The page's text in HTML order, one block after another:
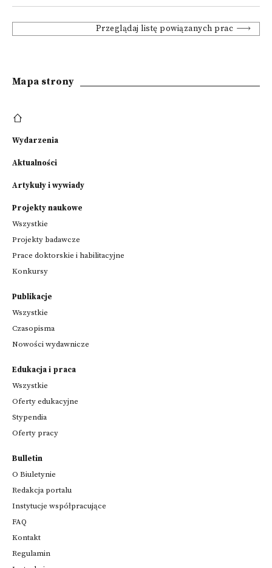
Przeglądaj listę powiązanych prac
Mapa strony
Wydarzenia
Aktualności
Artykuły i wywiady
Projekty naukowe
Wszystkie
Projekty badawcze
Prace doktorskie i habilitacyjne
Konkursy
Publikacje
Wszystkie
Czasopisma
Nowości wydawnicze
Edukacja i praca
Wszystkie
Oferty edukacyjne
Stypendia
Oferty pracy
Bulletin
O Biuletynie
Redakcja portalu
Instytucje współpracujące
FAQ
Kontakt
Regulamin